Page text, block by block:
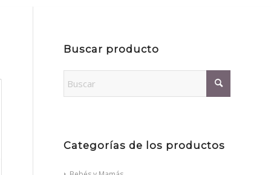
Buscar producto
Categorías de los productos